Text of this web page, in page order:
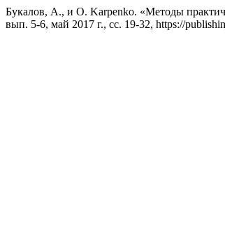
Букалов, А., и O. Karpenko. «Методы
вып. 5-6, май 2017 г., сс. 19-32, https://